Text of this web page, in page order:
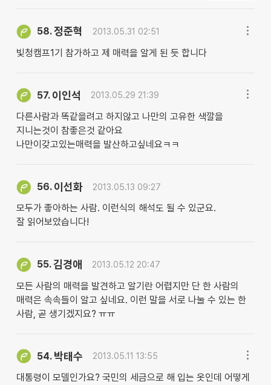
58.정준혁 2013.05.31 02:51
빛청캠프1기 참가하고 제 매력을 알게 된 듯 합니다
57. 이인석 2013.05.29 21:39
다른사람과 똑같을려고 하지않고 나만의 고유한 색깔을
지니는것이 참좋은것 같아요
나만이갖고있는매력을 발산하고싶네요ㅋㅋ
56. 이선화 2013.05.13 09:27
모두가 좋아하는 사람. 이런식의 해석도 될 수 있군요.
잘 읽어보았습니다!
55.김경애 2013.05.12 20:47
모든 사람의 매력을 발견하고 알기란 어렵지만 단 한 사람의
매력은 속속들이 알고 싶네요. 이런 말을 서로 나눌 수 있는 한
사람, 곧 생기겠지요? ㅠㅠ
54. 박태수 2013.05.11 13:55
대통령이 모델인가요? 국민의 세금으로 해 입는 옷인데 어떻게